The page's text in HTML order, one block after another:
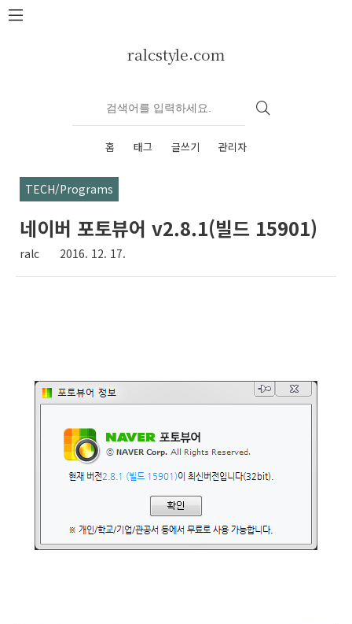
본문 바로가기
ralcstyle.com
홈 태그 글쓰기 관리자
TECH/Programs
네이버 포토뷰어 v2.8.1(빌드 15901)
ralc 2016. 12. 17.